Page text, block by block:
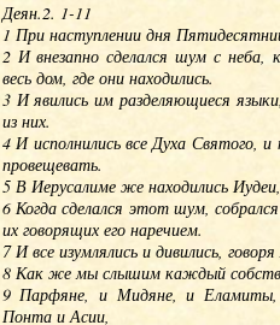
Деян.2. 1-11
1 При наступлении дня
2 И внезапно сделался шум с неба,
весь дом, где они находились.
3 И явились им разделяющиеся
из них.
4 И исполнились все Духа Святого,
провещевать.
5 В Иерусалиме же находились
6 Когда сделался этот шум,
их говорящих его наречием.
7 И все изумлялись и дивились,
8 Как же мы слышим каждый
9 Парфяне, и Мидяне, и
Понта и Асии,